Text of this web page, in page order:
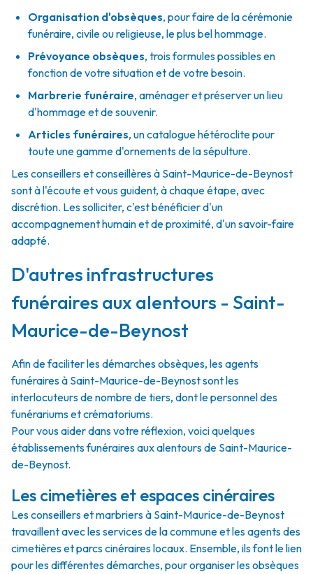
Organisation d'obsèques, pour faire de la cérémonie
funéraire, civile ou religieuse, le plus bel hommage.
Prévoyance obsèques, trois formules possibles en
fonction de votre situation et de votre besoin.
Marbrerie funéraire, aménager et préserver un lieu
d'hommage et de souvenir.
Articles funéraires, un catalogue hétéroclite pour
toute une gamme d'ornements de la sépulture.
Les conseillers et conseillères à Saint-Maurice-de-Beynost
sont à l'écoute et vous guident, à chaque étape, avec
discrétion. Les solliciter, c'est bénéficier d'un
accompagnement humain et de proximité, d'un savoir-faire
adapté.
D'autres infrastructures
funéraires aux alentours - Saint-
Maurice-de-Beynost
Afin de faciliter les démarches obsèques, les agents
funéraires à Saint-Maurice-de-Beynost sont les
interlocuteurs de nombre de tiers, dont le personnel des
funérariums et crématoriums.
Pour vous aider dans votre réflexion, voici quelques
établissements funéraires aux alentours de Saint-Maurice-
de-Beynost.
Les cimetières et espaces cinéraires
Les conseillers et marbriers à Saint-Maurice-de-Beynost
travaillent avec les services de la commune et les agents des
cimetières et parcs cinéraires locaux. Ensemble, ils font le lien
pour les différentes démarches, pour organiser les obsèques